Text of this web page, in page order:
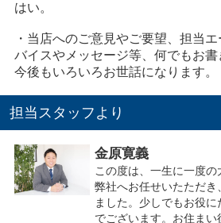
はい。
・当店へのご意見やご要望、担当
バイスやメッセージ等、何でもお書
今後もいろいろお世話になります。
担当スタッフより
金原寛義
この度は、一生に一度
弊社へお任せいたただ
ました。少しでもお役
でございます。お住ま